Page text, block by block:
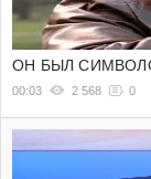
ОН БЫЛ
00:03 2 568 0